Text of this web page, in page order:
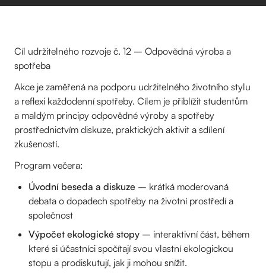
Cíl udržitelného rozvoje č. 12 – Odpovědná výroba a
spotřeba
Akce je zaměřená na podporu udržitelného životního stylu
a reflexi každodenní spotřeby. Cílem je přiblížit studentům
a maldým principy odpovědné výroby a spotřeby
prostřednictvím diskuze, praktických aktivit a sdílení
zkušeností.
Program večera:
Úvodní beseda a diskuze – krátká moderovaná
debata o dopadech spotřeby na životní prostředí a
společnost
Výpočet ekologické stopy – interaktivní část, během
které si účastníci spočítají svou vlastní ekologickou
stopu a prodiskutují, jak ji mohou snížit.